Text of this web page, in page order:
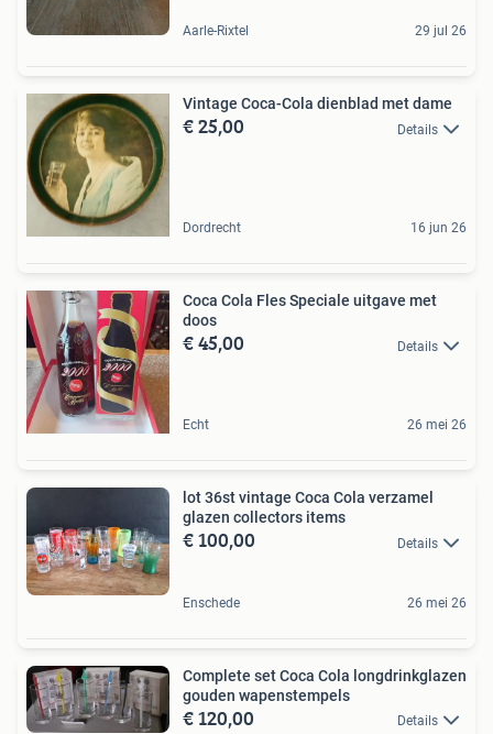
Aarle-Rixtel 29 jul 26
Vintage Coca-Cola dienblad met dame
€ 25,00 Details
Dordrecht 16 jun 26
Coca Cola Fles Speciale uitgave met
doos
€ 45,00 Details
Echt 26 mei 26
lot 36st vintage Coca Cola verzamel
glazen collectors items
€ 100,00 Details
Enschede 26 mei 26
Complete set Coca Cola longdrinkglazen
gouden wapenstempels
€ 120,00 Details